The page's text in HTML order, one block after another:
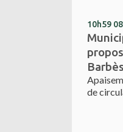
10h59 08
de